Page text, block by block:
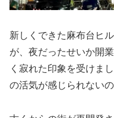
新しくできた麻布台ヒ
が、夜だったせいか開
く寂れた印象を受けま
の活気が感じられないの